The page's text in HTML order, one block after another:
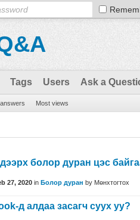
Tags Users Ask a
Most views
болор дуран цэс
27, 2020 in Болор дуран by Мөнхтогтох
д алдаа засагч суух уу?